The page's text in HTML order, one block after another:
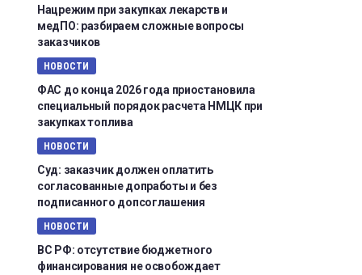
Нацрежим при закупках лекарств и
медПО: разбираем сложные вопросы
заказчиков
НОВОСТИ
ФАС до конца 2026 года приостановила
специальный порядок расчета НМЦК при
закупках топлива
НОВОСТИ
Суд: заказчик должен оплатить
согласованные допработы и без
подписанного допсоглашения
НОВОСТИ
ВС РФ: отсутствие бюджетного
финансирования не освобождает